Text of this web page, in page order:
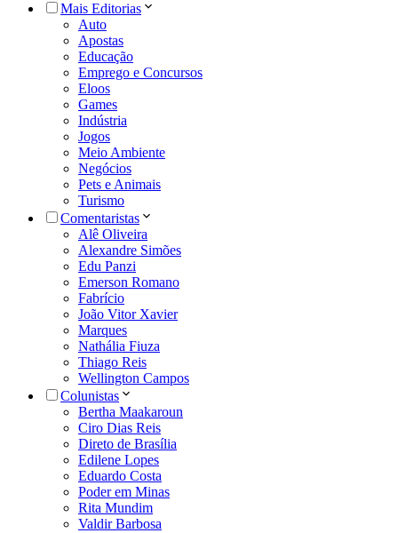
Mais Editorias
Auto
Apostas
Educação
Emprego e Concursos
Eloos
Games
Indústria
Jogos
Meio Ambiente
Negócios
Pets e Animais
Turismo
Comentaristas
Alê Oliveira
Alexandre Simões
Edu Panzi
Emerson Romano
Fabrício
João Vitor Xavier
Marques
Nathália Fiuza
Thiago Reis
Wellington Campos
Colunistas
Bertha Maakaroun
Ciro Dias Reis
Direto de Brasília
Edilene Lopes
Eduardo Costa
Poder em Minas
Rita Mundim
Valdir Barbosa